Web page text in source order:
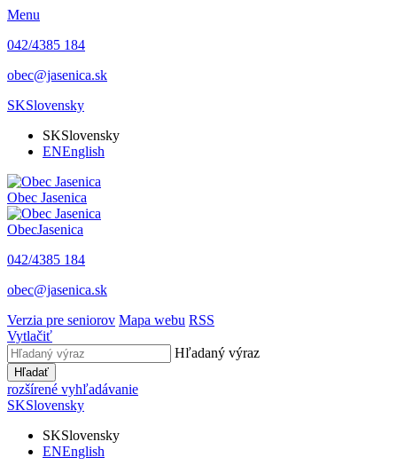
Menu
042/4385 184
obec@jasenica.sk
SKSlovensky
SKSlovensky
ENEnglish
Obec Jasenica
ObecJasenica
042/4385 184
obec@jasenica.sk
Verzia pre seniorov Mapa webu RSS
Vytlačiť
Hľadaný výraz
Hľadať
rozšírené vyhľadávanie
SKSlovensky
SKSlovensky
ENEnglish